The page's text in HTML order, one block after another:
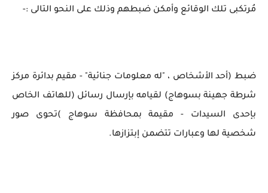
مُرتكبى تلك الوقائع وأمكن ضبطهم وذلك على النحو التالى :-
ضبط (أحد الأشخاص ، "له معلومات جنائية" - مقيم بدائرة مركز
شرطة جهينة بسوهاج) لقيامه بإرسال رسائل (للهاتف الخاص
بإحدى السيدات - مقيمة بمحافظة سوهاج )تحوى صور
شخصية لها وعبارات تتضمن إبتزازها.